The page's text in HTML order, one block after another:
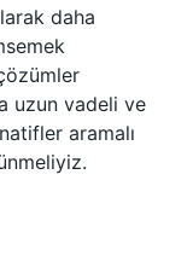
daha
uzun vadeli ve
aramalı